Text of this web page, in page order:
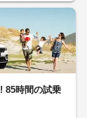
85時間の試乗